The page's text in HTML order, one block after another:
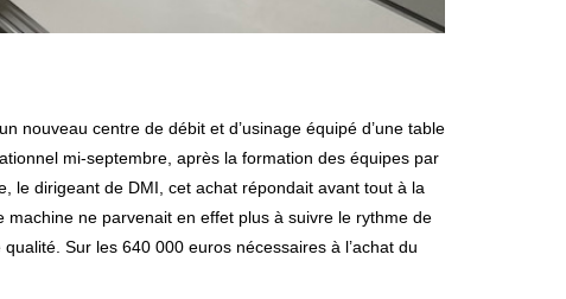
nouveau centre de débit et d’usinage équipé d’une table
mi-septembre, après la formation des équipes par
le dirigeant de DMI, cet achat répondait avant tout à la
machine ne parvenait en effet plus à suivre le rythme de
Sur les 640 000 euros nécessaires à l’achat du